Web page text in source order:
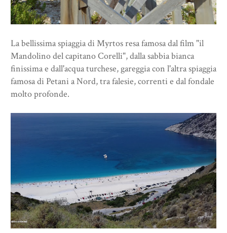
La bellissima spiaggia di Myrtos resa famosa dal film "il
Mandolino del capitano Corelli", dalla sabbia bianca
finissima e dall'acqua turchese, gareggia con l'altra spiaggia
famosa di Petani a Nord, tra falesie, correnti e dal fondale
molto profonde.